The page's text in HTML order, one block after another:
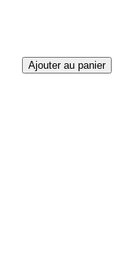
Ajouter au panier